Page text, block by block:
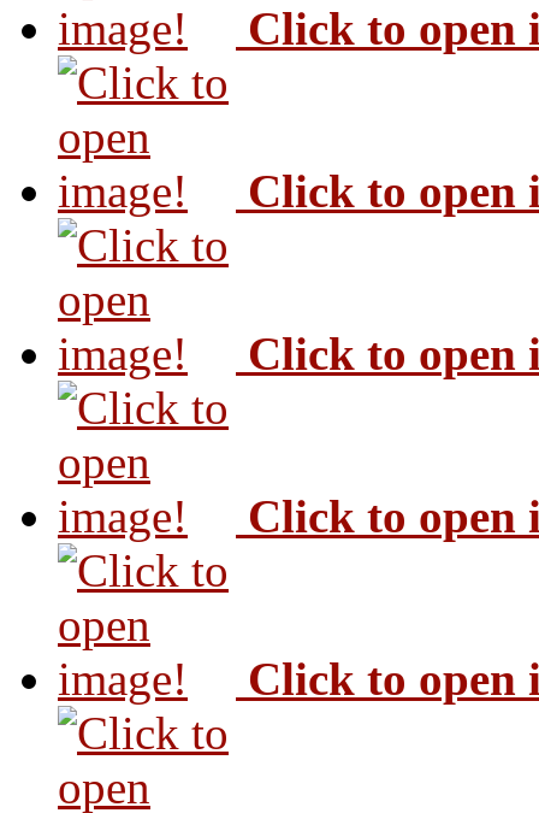
Click to open
Click to open
Click to open
Click to open
Click to open